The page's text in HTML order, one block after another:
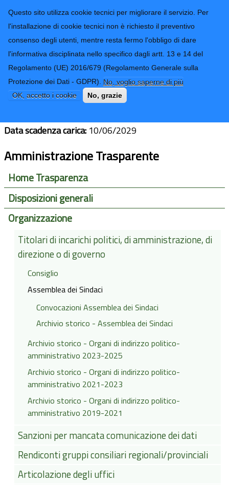
Questo sito utilizza cookie tecnici per migliorare il servizio. Per
l'installazione di cookie tecnici non è richiesto il preventivo
consenso degli utenti, mentre resta fermo l'obbligo di dare
l'informativa disciplinata nello specifico dagli artt. 13 e 14 del
Regolamento (UE) 2016/679 (Regolamento Generale sulla
Protezione dei Dati - GDPR). No, voglio saperne di più
OK, accetto i cookie
No, grazie
Provincia di
Imperia
CONTATTI-URP
TRASPARENZA
Form di ricerca
Natalina Cha
Data scadenza carica: 10/06/2029
Amministrazione Trasparente
Home Trasparenza
Disposizioni generali
Organizzazione
Titolari di incarichi politici, di amministrazione, di
direzione o di governo
Consiglio
Assemblea dei Sindaci
Convocazioni Assemblea dei Sindaci
Archivio storico - Assemblea dei Sindaci
Archivio storico - Organi di indirizzo politico-
amministrativo 2023-2025
Archivio storico - Organi di indirizzo politico-
amministrativo 2021-2023
Archivio storico - Organi di indirizzo politico-
amministrativo 2019-2021
Sanzioni per mancata comunicazione dei dati
Rendiconti gruppi consiliari regionali/provinciali
Articolazione degli uffici